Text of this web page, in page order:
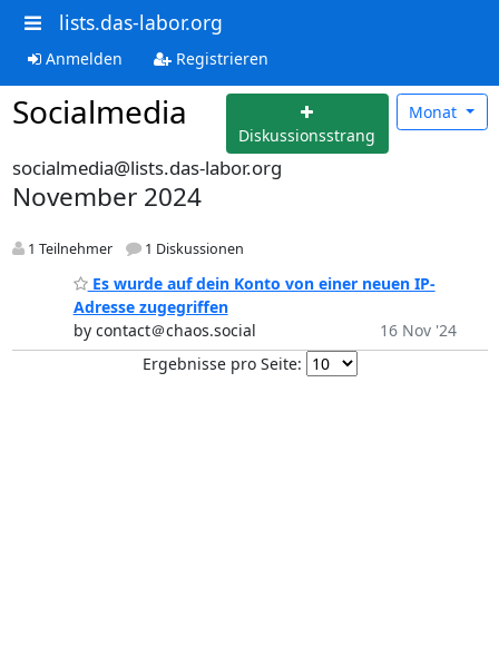
lists.das-labor.org
Anmelden Registrieren
Socialmedia
Diskussionsstrang
Monat
socialmedia@lists.das-labor.org
November 2024
1 Teilnehmer 1 Diskussionen
Es wurde auf dein Konto von einer neuen IP-
Adresse zugegriffen
by contact＠chaos.social
16 Nov '24
Ergebnisse pro Seite: